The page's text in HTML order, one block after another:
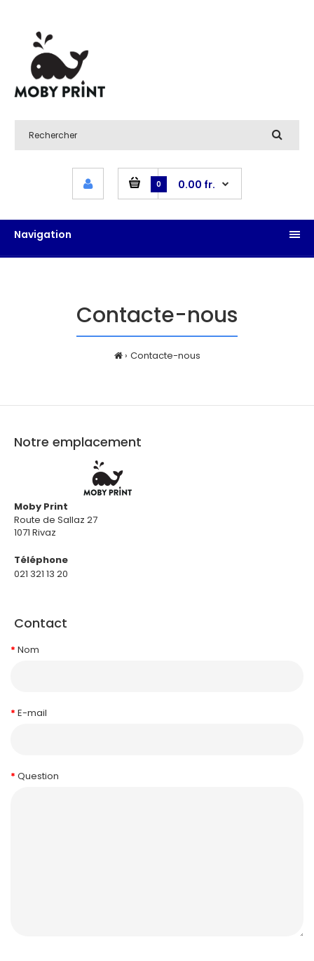
0 0.00 fr.
Navigation
Contacte-nous
Contacte-nous
Notre emplacement
Moby Print
Route de Sallaz 27
1071 Rivaz
Téléphone
021 321 13 20
Contact
Nom
E-mail
Question